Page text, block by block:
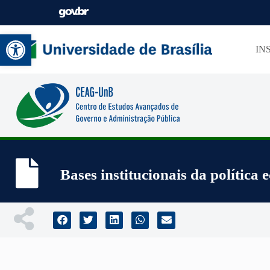
Abrir a barra de ferramentas
Bases institucionais da política